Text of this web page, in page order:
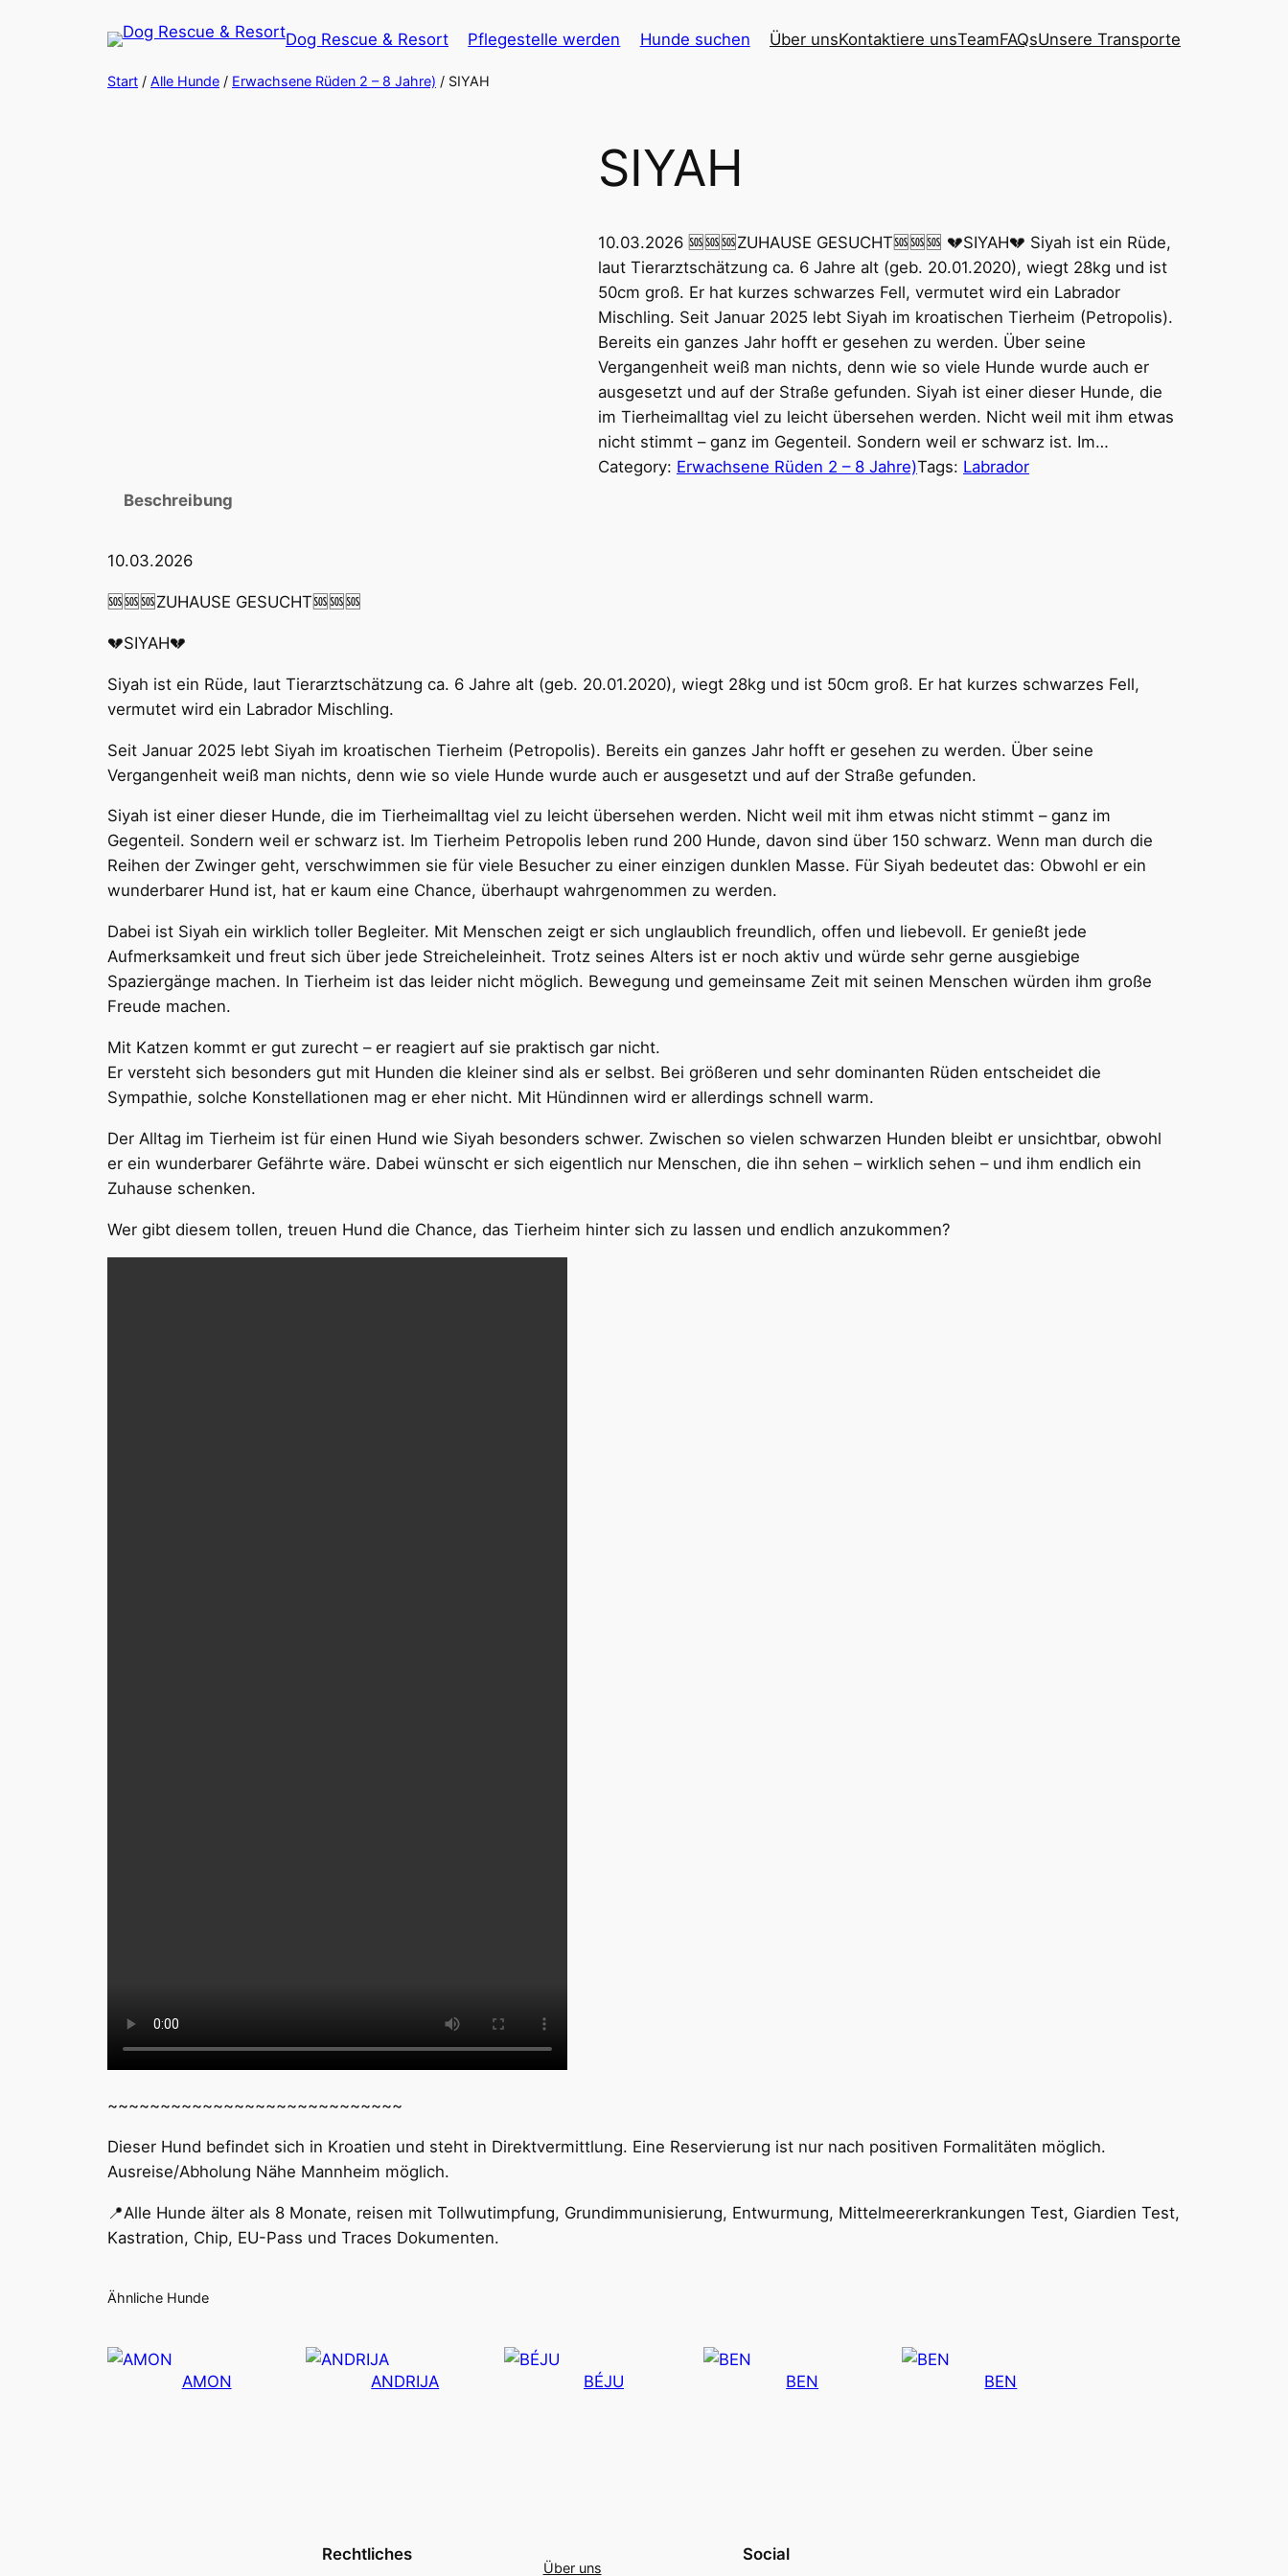
Dog Rescue & Resort Pflegestelle werden Hunde suchen Über unsKontaktiere unsTeamFAQsUnsere Transporte
Start / Alle Hunde / Erwachsene Rüden 2 – 8 Jahre) / SIYAH
SIYAH
10.03.2026 🆘🆘🆘ZUHAUSE GESUCHT🆘🆘🆘 💔SIYAH💔 Siyah ist ein Rüde,
laut Tierarztschätzung ca. 6 Jahre alt (geb. 20.01.2020), wiegt 28kg und ist
50cm groß. Er hat kurzes schwarzes Fell, vermutet wird ein Labrador
Mischling. Seit Januar 2025 lebt Siyah im kroatischen Tierheim (Petropolis).
Bereits ein ganzes Jahr hofft er gesehen zu werden. Über seine
Vergangenheit weiß man nichts, denn wie so viele Hunde wurde auch er
ausgesetzt und auf der Straße gefunden. Siyah ist einer dieser Hunde, die
im Tierheimalltag viel zu leicht übersehen werden. Nicht weil mit ihm etwas
nicht stimmt – ganz im Gegenteil. Sondern weil er schwarz ist. Im…
Category: Erwachsene Rüden 2 – 8 Jahre)Tags: Labrador
Beschreibung
10.03.2026
🆘🆘🆘ZUHAUSE GESUCHT🆘🆘🆘
💔SIYAH💔
Siyah ist ein Rüde, laut Tierarztschätzung ca. 6 Jahre alt (geb. 20.01.2020), wiegt 28kg und ist 50cm groß. Er hat kurzes schwarzes Fell,
vermutet wird ein Labrador Mischling.
Seit Januar 2025 lebt Siyah im kroatischen Tierheim (Petropolis). Bereits ein ganzes Jahr hofft er gesehen zu werden. Über seine
Vergangenheit weiß man nichts, denn wie so viele Hunde wurde auch er ausgesetzt und auf der Straße gefunden.
Siyah ist einer dieser Hunde, die im Tierheimalltag viel zu leicht übersehen werden. Nicht weil mit ihm etwas nicht stimmt – ganz im
Gegenteil. Sondern weil er schwarz ist. Im Tierheim Petropolis leben rund 200 Hunde, davon sind über 150 schwarz. Wenn man durch die
Reihen der Zwinger geht, verschwimmen sie für viele Besucher zu einer einzigen dunklen Masse. Für Siyah bedeutet das: Obwohl er ein
wunderbarer Hund ist, hat er kaum eine Chance, überhaupt wahrgenommen zu werden.
Dabei ist Siyah ein wirklich toller Begleiter. Mit Menschen zeigt er sich unglaublich freundlich, offen und liebevoll. Er genießt jede
Aufmerksamkeit und freut sich über jede Streicheleinheit. Trotz seines Alters ist er noch aktiv und würde sehr gerne ausgiebige
Spaziergänge machen. In Tierheim ist das leider nicht möglich. Bewegung und gemeinsame Zeit mit seinen Menschen würden ihm große
Freude machen.
Mit Katzen kommt er gut zurecht – er reagiert auf sie praktisch gar nicht.
Er versteht sich besonders gut mit Hunden die kleiner sind als er selbst. Bei größeren und sehr dominanten Rüden entscheidet die
Sympathie, solche Konstellationen mag er eher nicht. Mit Hündinnen wird er allerdings schnell warm.
Der Alltag im Tierheim ist für einen Hund wie Siyah besonders schwer. Zwischen so vielen schwarzen Hunden bleibt er unsichtbar, obwohl
er ein wunderbarer Gefährte wäre. Dabei wünscht er sich eigentlich nur Menschen, die ihn sehen – wirklich sehen – und ihm endlich ein
Zuhause schenken.
Wer gibt diesem tollen, treuen Hund die Chance, das Tierheim hinter sich zu lassen und endlich anzukommen?
~~~~~~~~~~~~~~~~~~~~~~~~~~~~
Dieser Hund befindet sich in Kroatien und steht in Direktvermittlung. Eine Reservierung ist nur nach positiven Formalitäten möglich.
Ausreise/Abholung Nähe Mannheim möglich.
📍Alle Hunde älter als 8 Monate, reisen mit Tollwutimpfung, Grundimmunisierung, Entwurmung, Mittelmeererkrankungen Test, Giardien Test,
Kastration, Chip, EU-Pass und Traces Dokumenten.
Ähnliche Hunde
AMON ANDRIJA BÉJU BEN BEN
Rechtliches
Über uns
Social